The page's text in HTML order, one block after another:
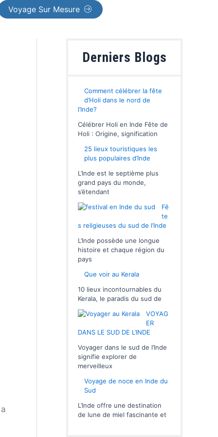
Voyage Sur Mesure
Derniers Blogs
Comment célébrer la fête
d’Holi dans le nord de
l’Inde?
Célébrer Holi en Inde Fête de
Holi : Origine, signification
25 lieux touristiques les
plus populaires d’Inde
L’Inde est le septième plus
grand pays du monde,
s’étendant
Fê
te
s religieuses du sud de l’Inde
L’Inde possède une longue
histoire et chaque région du
pays
Que voir au Kerala
10 lieux incontournables du
Kerala, le paradis du sud de
VOYAG
ER
DANS LE SUD DE L’INDE
Voyager dans le sud de l’Inde
signifie explorer de
merveilleux
Voyage de noce en Inde du
Sud
L’Inde offre une destination
de lune de miel fascinante et